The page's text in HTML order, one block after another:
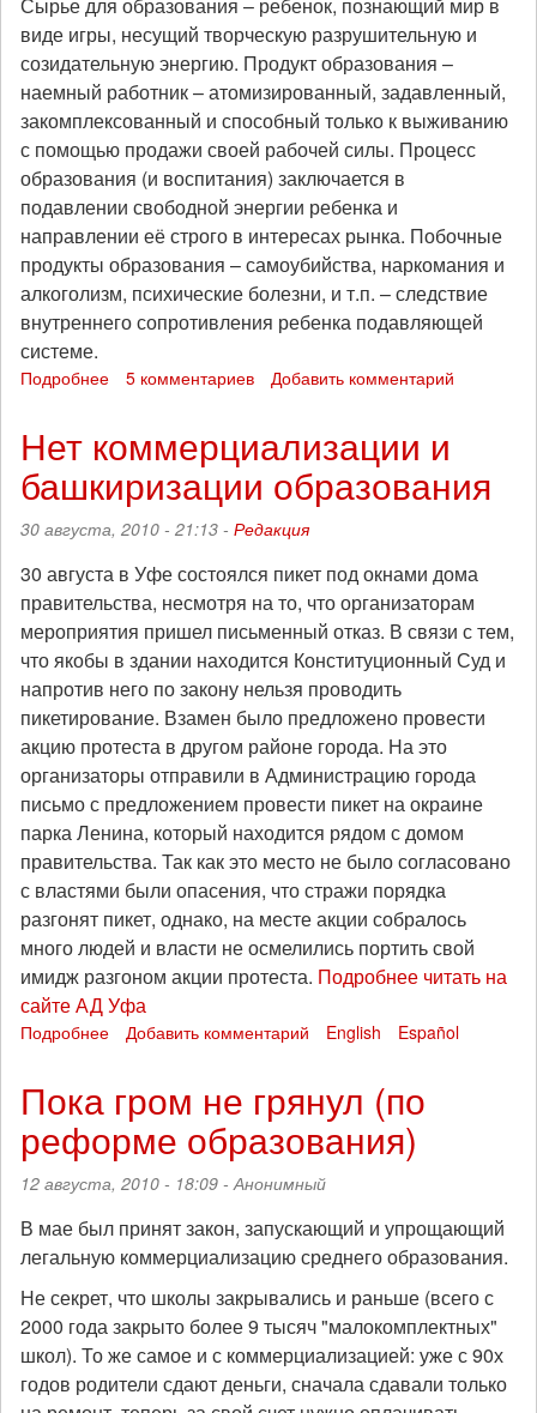
виде игры, несущий творческую разрушительную и
созидательную энергию. Продукт образования –
наемный работник – атомизированный, задавленный,
закомплексованный и способный только к выживанию
с помощью продажи своей рабочей силы. Процесс
образования (и воспитания) заключается в
подавлении свободной энергии ребенка и
направлении её строго в интересах рынка. Побочные
продукты образования – самоубийства, наркомания и
алкоголизм, психические болезни, и т.п. – следствие
внутреннего сопротивления ребенка подавляющей
системе.
Подробнее
образовании.
5 комментариев Добавить комментарий
Нет коммерциализации и
башкиризации образования
30 августа, 2010 - 21:13 - Редакция
30 августа в Уфе состоялся пикет под окнами дома
правительства, несмотря на то, что организаторам
мероприятия пришел письменный отказ. В связи с тем,
что якобы в здании находится Конституционный Суд и
напротив него по закону нельзя проводить
пикетирование. Взамен было предложено провести
акцию протеста в другом районе города. На это
организаторы отправили в Администрацию города
письмо с предложением провести пикет на окраине
парка Ленина, который находится рядом с домом
правительства. Так как это место не было согласовано
с властями были опасения, что стражи порядка
разгонят пикет, однако, на месте акции собралось
много людей и власти не осмелились портить свой
имидж разгоном акции протеста. Подробнее читать на
сайте АД Уфа
Подробнее
башкиризации
образования
Добавить комментарий English Español
Пока гром не грянул (по
реформе образования)
12 августа, 2010 - 18:09 -Анонимный
В мае был принят закон, запускающий и упрощающий
легальную коммерциализацию среднего образования.
Не секрет, что школы закрывались и раньше (всего с
2000 года закрыто более 9 тысяч "малокомплектных"
школ). То же самое и с коммерциализацией: уже с 90х
годов родители сдают деньги, сначала сдавали только